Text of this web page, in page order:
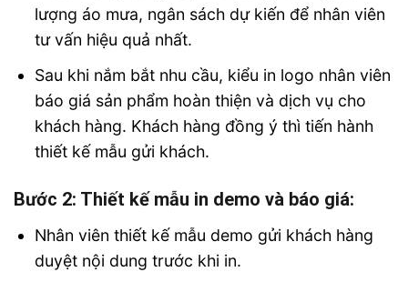
lượng áo mưa, ngân sách dự kiến để nhân viên
tư vấn hiệu quả nhất.
Sau khi nắm bắt nhu cầu, kiểu in logo nhân viên
báo giá sản phẩm hoàn thiện và dịch vụ cho
khách hàng. Khách hàng đồng ý thì tiến hành
thiết kế mẫu gửi khách.
Bước 2: Thiết kế mẫu in demo và báo giá:
Nhân viên thiết kế mẫu demo gửi khách hàng
duyệt nội dung trước khi in.